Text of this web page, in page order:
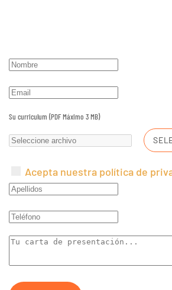
Su curriculum (PDF Máximo 3 MB)
Acepta nuestra política de